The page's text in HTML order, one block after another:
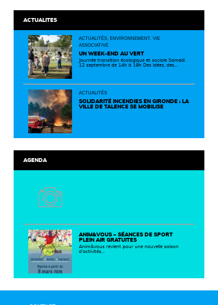
ACTUALITES
ACTUALITÉS, ENVIRONNEMENT, VIE
ASSOCIATIVE
UN WEEK-END AU VERT
Journée transition écologique et sociale Samedi
12 septembre de 14h à 19h Des idées, des
un territoire plus durable et solidaire.
ACTUALITÉS
SOLIDARITÉ INCENDIES EN GIRONDE : LA
VILLE DE TALENCE SE MOBILISE
AGENDA
ANIM&VOUS – SÉANCES DE SPORT
PLEIN AIR GRATUITES
Anim&vous revient pour une nouvelle saison
d’activités…